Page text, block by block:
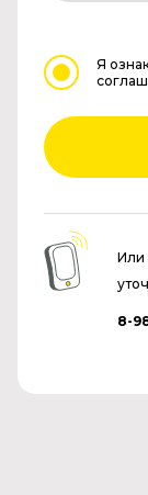
Я
Или
8-